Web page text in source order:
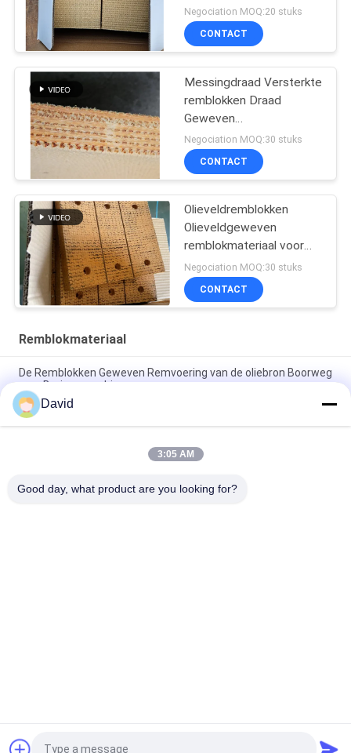
Messingdraad Versterkt
Negociation MOQ:20 stuks
CONTACT
Messingdraad Versterkte
remblokken Draad
Geweven
remblokmateriaal voor
olieput
Negociation MOQ:30 stuks
CONTACT
Olieveldremblokken
Olieveldgeweven
remblokmateriaal voor
boorplatform met palen
Negociation MOQ:30 stuks
CONTACT
Remblokmateriaal
De Remblokken Geweven Remvoering van de oliebron Boorweg
voor Boringsmachines
Asbestvrije geweven remvoering Geweven remblok Geweven
remvoering voor olieboringen
Boormachine Geweven remvoeringen Harsremblokken voor
David
3:05 AM
Good day, what product are you looking for?